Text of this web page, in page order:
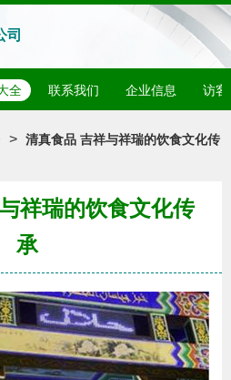
司
全 联系我们 企业信息 访客
> 清真食品 吉祥与祥瑞的饮食文化传
祥瑞的饮食文化传
承